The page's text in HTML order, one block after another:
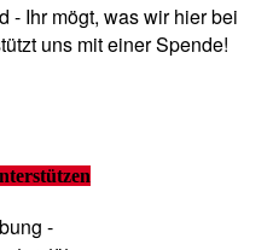
- Ihr mögt, was wir hier bei
uns mit einer Spende!
-